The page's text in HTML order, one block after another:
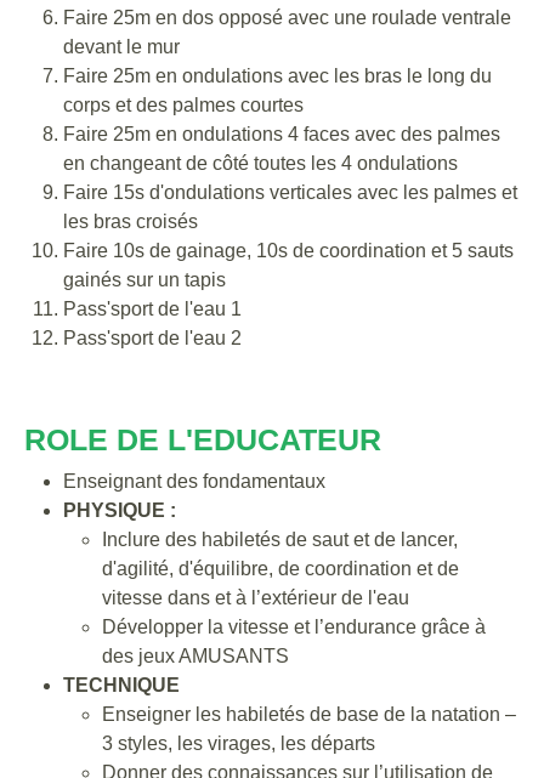
Faire 25m en dos opposé avec une roulade ventrale
devant le mur
Faire 25m en ondulations avec les bras le long du
corps et des palmes courtes
Faire 25m en ondulations 4 faces avec des palmes
en changeant de côté toutes les 4 ondulations
Faire 15s d'ondulations verticales avec les palmes et
les bras croisés
Faire 10s de gainage, 10s de coordination et 5 sauts
gainés sur un tapis
Pass'sport de l'eau 1
Pass'sport de l'eau 2
ROLE DE L'EDUCATEUR
Enseignant des fondamentaux
PHYSIQUE :
Inclure des habiletés de saut et de lancer,
d'agilité, d'équilibre, de coordination et de
vitesse dans et à l’extérieur de l'eau
Développer la vitesse et l’endurance grâce à
des jeux AMUSANTS
TECHNIQUE
Enseigner les habiletés de base de la natation –
3 styles, les virages, les départs
Donner des connaissances sur l’utilisation de